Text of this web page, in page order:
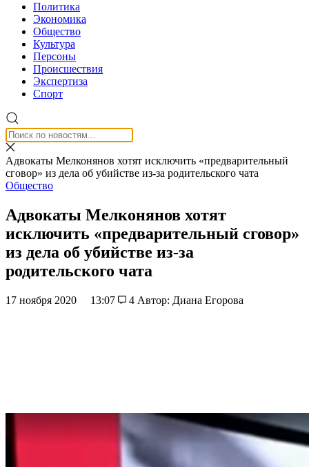
Политика
Экономика
Общество
Культура
Персоны
Происшествия
Экспертиза
Спорт
Адвокаты Мелконянов хотят исключить «предварительный
сговор» из дела об убийстве из-за родительского чата
Общество
Адвокаты Мелконянов хотят
исключить «предварительный сговор»
из дела об убийстве из-за
родительского чата
17 ноября 2020 13:07 4 Автор: Диана Егорова